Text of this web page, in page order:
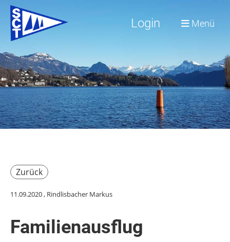
Login Menü
Zurück
11.09.2020, Rindlisbacher Markus
Familienausflug